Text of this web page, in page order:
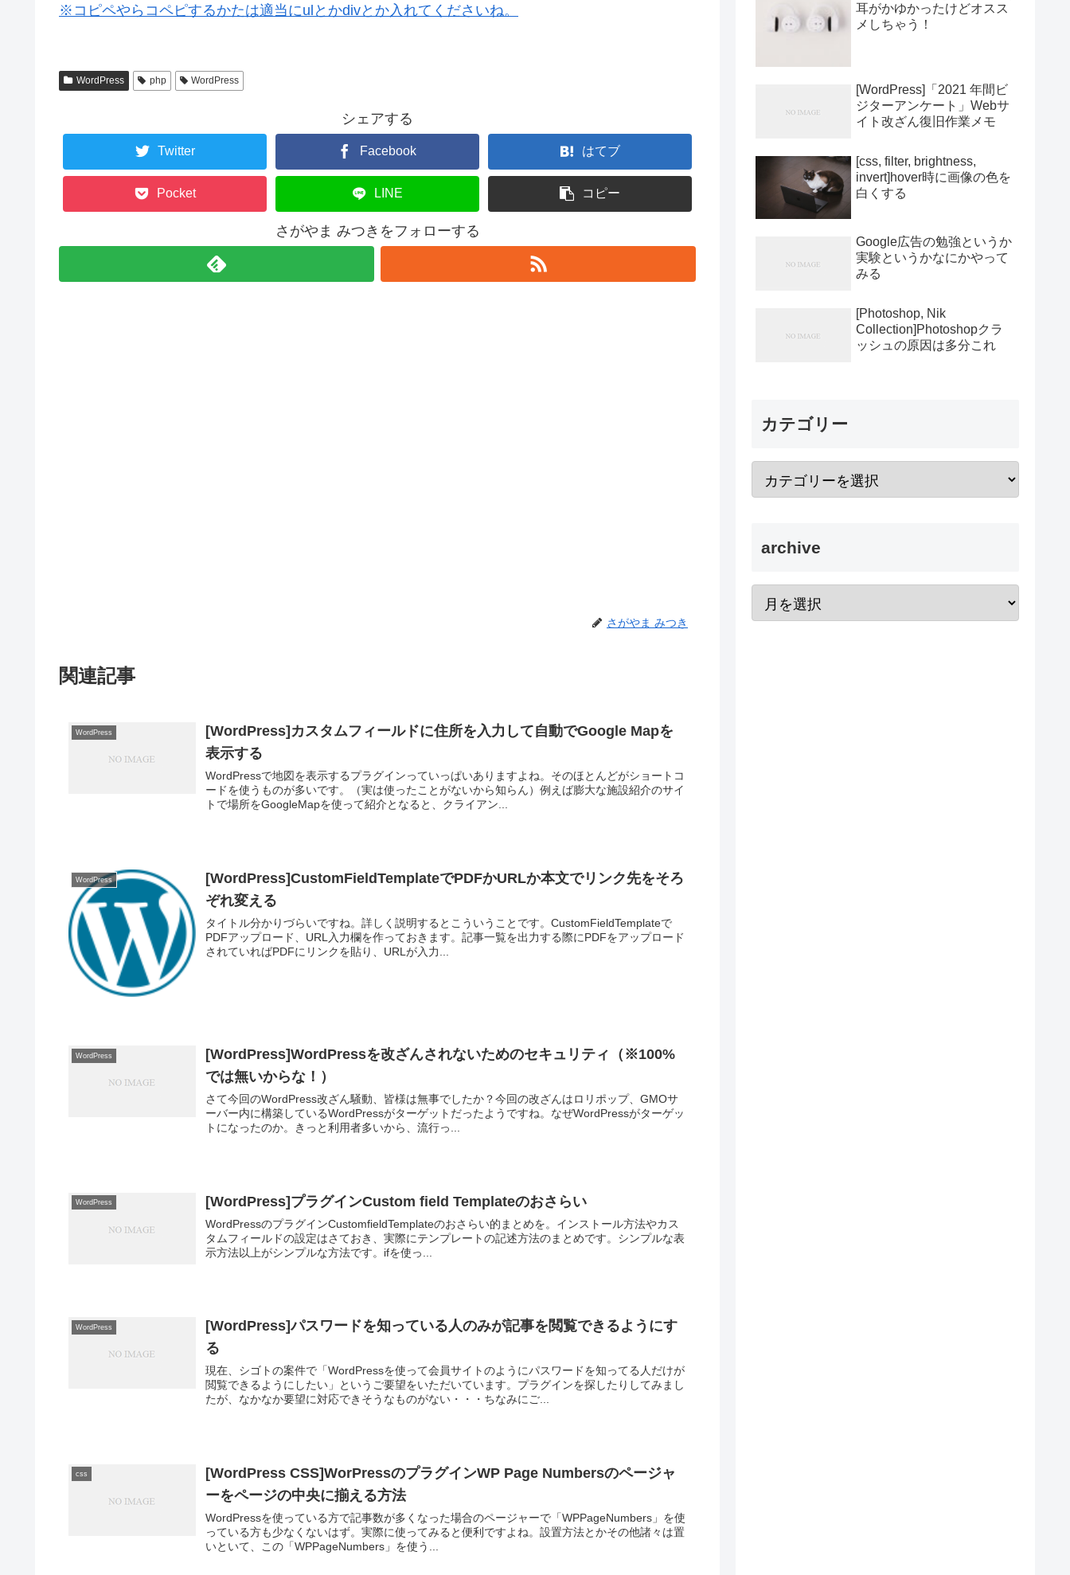
※コピペやらコペピするかたは適当にulとかdivとか入れてくださいね。
WordPress php WordPress
シェアする
Twitter Facebook はてブ
Pocket LINE コピー
さがやま みつきをフォローする
さがやま みつき
関連記事
WordPress
[WordPress]カスタムフィールドに住所を入力して自動でGoogle Mapを
表示する
WordPressで地図を表示するプラグインっていっぱいありますよね。そのほとんどがショートコ
ードを使うものが多いです。（実は使ったことがないから知らん）例えば膨大な施設紹介のサイ
トで場所をGoogleMapを使って紹介となると、クライアン...
WordPress
[WordPress]CustomFieldTemplateでPDFかURLか本文でリンク先をそろ
ぞれ変える
タイトル分かりづらいですね。詳しく説明するとこういうことです。CustomFieldTemplateで
PDFアップロード、URL入力欄を作っておきます。記事一覧を出力する際にPDFをアップロード
されていればPDFにリンクを貼り、URLが入力...
WordPress
[WordPress]WordPressを改ざんされないためのセキュリティ（※100%
では無いからな！）
さて今回のWordPress改ざん騒動、皆様は無事でしたか？今回の改ざんはロリポップ、GMOサ
ーバー内に構築しているWordPressがターゲットだったようですね。なぜWordPressがターゲッ
トになったのか。きっと利用者多いから、流行っ...
WordPress [WordPress]プラグインCustom field Templateのおさらい
WordPressのプラグインCustomfieldTemplateのおさらい的まとめを。インストール方法やカス
タムフィールドの設定はさておき、実際にテンプレートの記述方法のまとめです。シンプルな表
示方法以上がシンプルな方法です。ifを使っ...
WordPress
[WordPress]パスワードを知っている人のみが記事を閲覧できるようにす
る
現在、シゴトの案件で「WordPressを使って会員サイトのようにパスワードを知ってる人だけが
閲覧できるようにしたい」というご要望をいただいています。プラグインを探したりしてみまし
たが、なかなか要望に対応できそうなものがない・・・ちなみにご...
css
[WordPress CSS]WorPressのプラグインWP Page Numbersのページャ
ーをページの中央に揃える方法
WordPressを使っている方で記事数が多くなった場合のページャーで「WPPageNumbers」を使
っている方も少なくないはず。実際に使ってみると便利ですよね。設置方法とかその他諸々は置
いといて、この「WPPageNumbers」を使う...
耳がかゆかったけどオスス
メしちゃう！
[WordPress]「2021 年間ビ
ジターアンケート」Webサ
イト改ざん復旧作業メモ
[css, filter, brightness,
invert]hover時に画像の色を
白くする
Google広告の勉強というか
実験というかなにかやって
みる
[Photoshop, Nik
Collection]Photoshopクラ
ッシュの原因は多分これ
カテゴリー
archive